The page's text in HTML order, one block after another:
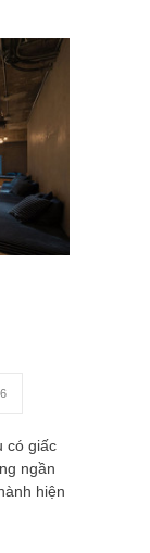
có giấc
ngần
hiện